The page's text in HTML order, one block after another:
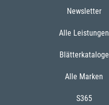
Newsletter
Alle Leistungen
Blätterkataloge
Alle Marken
S365